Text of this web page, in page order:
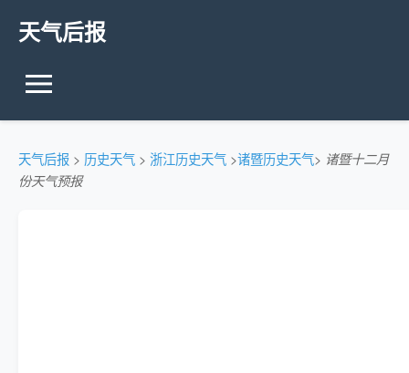
天气后报
天气后报 > 历史天气 > 浙江历史天气 >诸暨历史天气> 诸暨十二月
份天气预报